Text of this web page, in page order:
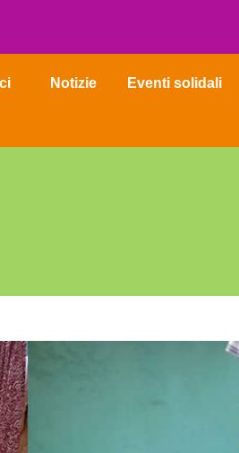
Notizie Eventi solidali